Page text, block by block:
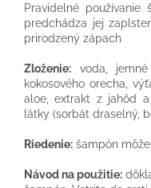
Pravidelné
predchádza jej
prirodzený zápach
Zloženie: voda,
kokosového orecha,
aloe, extrakt z jahôd a
látky (sorbát draselný,
Riedenie: šampón
Návod na použitie: